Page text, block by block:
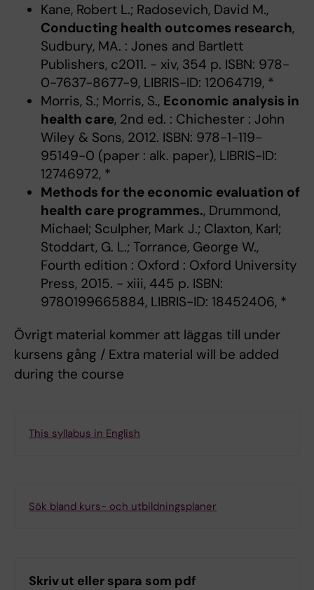
Kane, Robert L.; Radosevich, David M.,
Conducting health outcomes research,
Sudbury, MA. : Jones and Bartlett
Publishers, c2011. - xiv, 354 p. ISBN: 978-
0-7637-8677-9, LIBRIS-ID: 12064719, *
Morris, S.; Morris, S., Economic analysis in
health care, 2nd ed. : Chichester : John
Wiley & Sons, 2012. ISBN: 978-1-119-
95149-0 (paper : alk. paper), LIBRIS-ID:
12746972, *
Methods for the economic evaluation of
health care programmes., Drummond,
Michael; Sculpher, Mark J.; Claxton, Karl;
Stoddart, G. L.; Torrance, George W.,
Fourth edition : Oxford : Oxford University
Press, 2015. - xiii, 445 p. ISBN:
9780199665884, LIBRIS-ID: 18452406, *
Övrigt material kommer att läggas till under
kursens gång / Extra material will be added
during the course
This syllabus in English
Sök bland kurs- och utbildningsplaner
Skriv ut eller spara som pdf